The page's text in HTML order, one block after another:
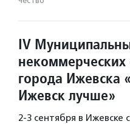
IV
некоммерческих
города Ижевска
Ижевск лучше»
2-3 сентября в Ижевске